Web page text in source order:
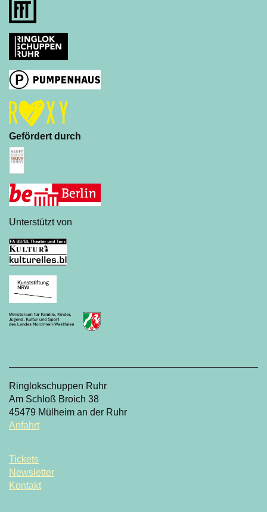
Gefördert durch
Unterstützt von
Ringlokschuppen Ruhr
Am Schloß Broich 38
45479 Mülheim an der Ruhr
Anfahrt
Tickets
Newsletter
Kontakt